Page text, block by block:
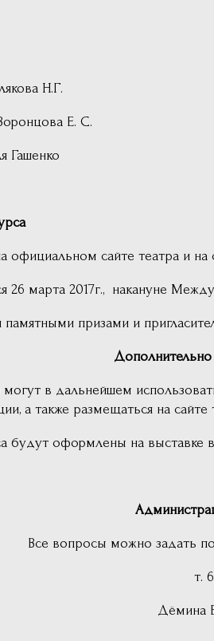
Н.Г.
Е. С.
Гашенко
официальном сайте театра и на
26 марта 2017г., накануне
призами и
Дополнительно
в дальнейшем
а также размещаться на
будут оформлены на выставке
задать по
67-36-31, 8-